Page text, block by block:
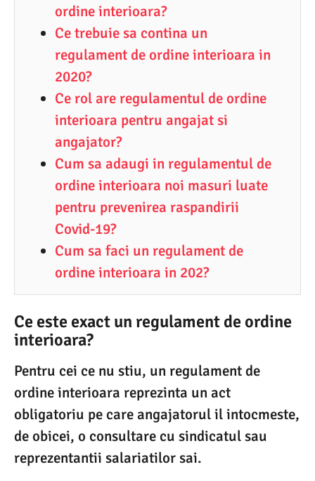
ordine interioara?
Ce trebuie sa contina un
regulament de ordine interioara in
2020?
Ce rol are regulamentul de ordine
interioara pentru angajat si
angajator?
Cum sa adaugi in regulamentul de
ordine interioara noi masuri luate
pentru prevenirea raspandirii
Covid-19?
Cum sa faci un regulament de
ordine interioara in 202?
Ce este exact un regulament de ordine
interioara?
Pentru cei ce nu stiu, un regulament de
ordine interioara reprezinta un act
obligatoriu pe care angajatorul il intocmeste,
de obicei, o consultare cu sindicatul sau
reprezentantii salariatilor sai.